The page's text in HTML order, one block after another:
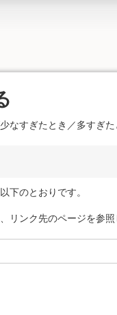
なすぎたとき／多すぎ
下のとおりです。
リンク先のページを参照